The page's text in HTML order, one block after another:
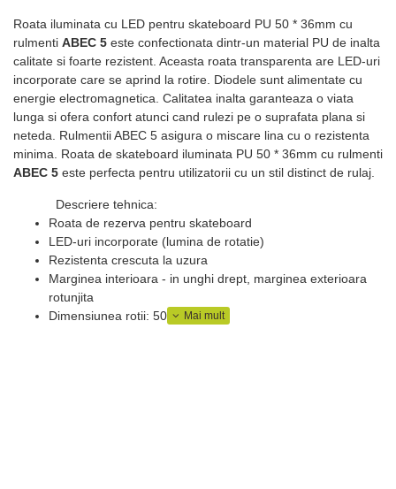
Roata iluminata cu LED pentru skateboard PU 50 * 36mm cu
rulmenti ABEC 5 este confectionata dintr-un material PU de inalta
calitate si foarte rezistent. Aceasta roata transparenta are LED-uri
incorporate care se aprind la rotire. Diodele sunt alimentate cu
energie electromagnetica. Calitatea inalta garanteaza o viata
lunga si ofera confort atunci cand rulezi pe o suprafata plana si
neteda. Rulmentii ABEC 5 asigura o miscare lina cu o rezistenta
minima. Roata de skateboard iluminata PU 50 * 36mm cu rulmenti
ABEC 5 este perfecta pentru utilizatorii cu un stil distinct de rulaj.
Descriere tehnica:
Roata de rezerva pentru skateboard
LED-uri incorporate (lumina de rotatie)
Rezistenta crescuta la uzura
Marginea interioara - in unghi drept, marginea exterioara
rotunjita
Dimensiunea rotii: 50 x 36mm